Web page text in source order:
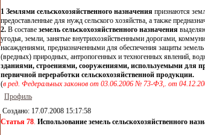
1 Землями сельскохозяйственного назначения признаются
предоставленные для нужд сельского хозяйства, а также
2. В составе земель сельскохозяйственного назначения
угодья, земли, занятые внутрихозяйственными дорогами,
насаждениями, предназначенными для обеспечения защиты земель
(вредных) природных, антропогенных и техногенных явлений,
зданиями, строениями, сооружениями, используемыми для
первичной переработки сельскохозяйственной продукции.
(в ред. Федеральных законов от 03.06.2006 № 73-ФЗ,. от
Профиль
Создано: 17.07.2008 15:17:58
Статья 78. Использование земель сельскохозяйственного